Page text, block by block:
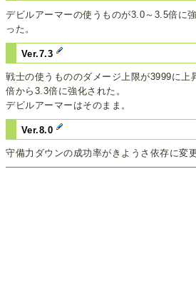
デビルアーマーの使うものが3.0～3.5倍に
った。
Ver.7.3
戦士の使うもののダメージ上限が3999に上
倍から3.3倍に強化された。
デビルアーマーはそのまま。
Ver.8.0
守備力ダウンの成功率がきようさ依存に変